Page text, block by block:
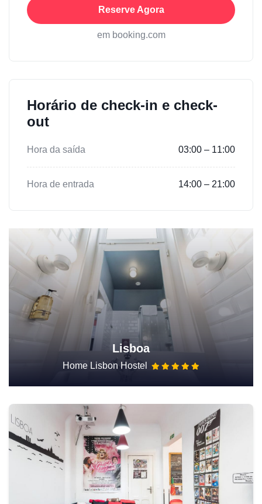
Reserve Agora
em booking.com
Horário de check-in e check-
out
Hora da saída 03:00 – 11:00
Hora de entrada 14:00 – 21:00
Lisboa
Home Lisbon Hostel